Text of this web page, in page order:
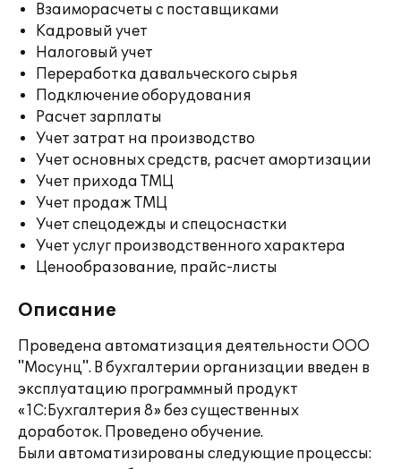
Взаиморасчеты с поставщиками
Кадровый учет
Налоговый учет
Переработка давальческого сырья
Подключение оборудования
Расчет зарплаты
Учет затрат на производство
Учет основных средств, расчет амортизации
Учет прихода ТМЦ
Учет продаж ТМЦ
Учет спецодежды и спецоснастки
Учет услуг производственного характера
Ценообразование, прайс-листы
Описание
Проведена автоматизация деятельности ООО
"Мосунц". В бухгалтерии организации введен в
эксплуатацию программный продукт
«1C:Бухгалтерия 8» без существенных
доработок. Проведено обучение.
Были автоматизированы следующие процессы: